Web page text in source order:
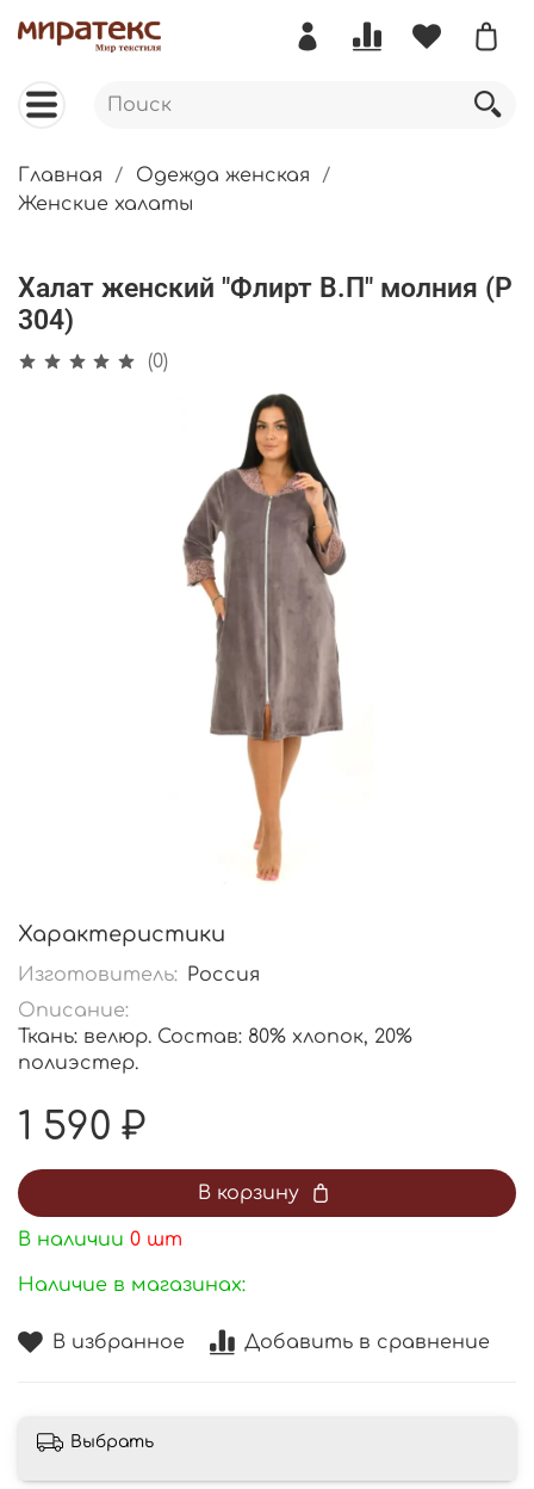
Главная
Одежда женская
Женские халаты
Халат женский "Флирт В.П" молния (Р
304)
(0)
В избранное Добавить в сравнение
Характеристики
Изготовитель: Россия
Описание:
Ткань: велюр. Состав: 80% хлопок, 20%
полиэстер.
1 590 ₽
В корзину
В наличии 0 шт
Наличие в магазинах:
Выбрать